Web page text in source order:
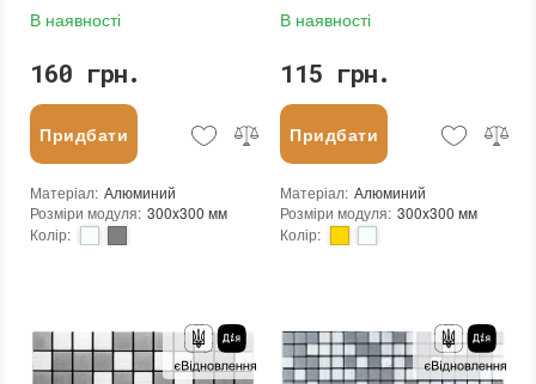
В наявності
160 грн.
Придбати
Матеріал: Алюминий
Розміри модуля: 300x300 мм
Колір:
Основа
Самоклейка
Призначення:
В інтер'єрі, Для лазні, Для басейну, Для ванної кімнати та туалету, Для вітальні, Для душової, Для кухні, Для спальні, Для фартуха
Вага модуля: 0.2 кг
В наявності
115 грн.
Придбати
Матеріал: Алюминий
Розміри модуля: 300x300 мм
Колір:
Основа: Самоклейка
Призначення:
В інтер'єрі, Для лазні, Для басейну, Для ванної кімнати та туалету, Для вітальні, Для душової, Для кухні, Для спальні, Для фартуха
Вага модуля: 0.2 кг